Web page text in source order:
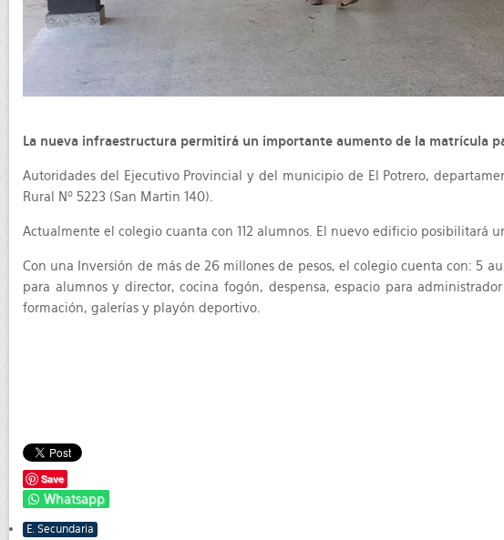
La nueva infraestructura permitirá un importante aumento de la matrícula
Autoridades del Ejecutivo Provincial y del municipio de El Potrero,
Rural Nº 5223 (San Martin 140).
Actualmente el colegio cuanta con 112 alumnos. El nuevo edificio
Con una Inversión de más de 26 millones de pesos, el colegio cuenta con: 5
para alumnos y director, cocina fogón, despensa, espacio para
formación, galerías y playón deportivo.
Save
Whatsapp
E. Secundaria